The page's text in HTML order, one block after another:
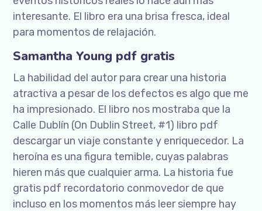
interesante. El libro era una brisa fresca, ideal
para momentos de relajación.
Samantha Young pdf gratis
La habilidad del autor para crear una historia
atractiva a pesar de los defectos es algo que me
ha impresionado. El libro nos mostraba que la
Calle Dublín (On Dublin Street, #1) libro pdf
descargar un viaje constante y enriquecedor. La
heroína es una figura temible, cuyas palabras
hieren más que cualquier arma. La historia fue
gratis pdf recordatorio conmovedor de que
incluso en los momentos más leer siempre hay